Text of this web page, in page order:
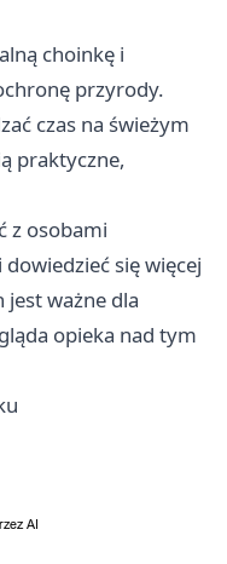
choinkę i
przyrody.
czas na świeżym
praktyczne,
z osobami
się więcej
jest ważne dla
opieka nad tym